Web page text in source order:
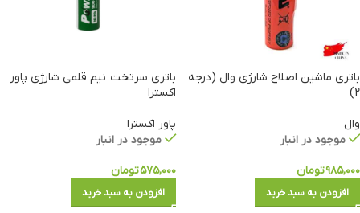
باتری ماشین اصلاح شارژی وال (درجه
2)
وال
موجود در انبار
۹۸۵,۰۰۰تومان
افزودن به سبد خرید
باتری سرتخت نیم قلمی شارژی پاور
اکسترا
پاور اکسترا
موجود در انبار
۵۷۵,۰۰۰تومان
افزودن به سبد خرید